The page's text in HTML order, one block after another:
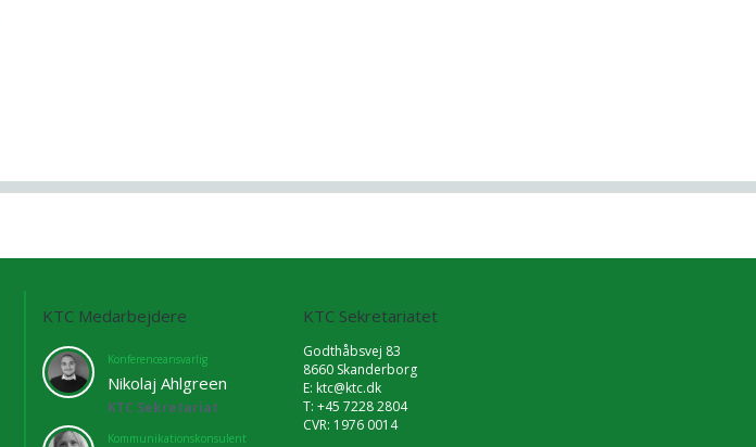
KTC Medarbejdere
Konferenceansvarlig
Nikolaj Ahlgreen
KTC Sekretariat
Kommunikationskonsulent
KTC Sekretariatet
Godthåbsvej 83
8660 Skanderborg
E: ktc@ktc.dk
T: +45 7228 2804
CVR: 1976 0014